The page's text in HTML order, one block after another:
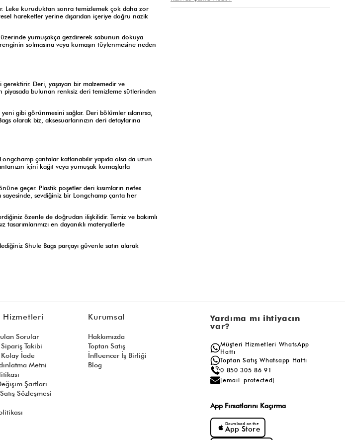
Leke kuruduktan sonra temizlemek çok daha zor
hareketler yerine dışarıdan içeriye doğru nazik
üzerinde yumuşakça gezdirerek sabunun dokuya
solmasına veya kumaşın tüylenmesine neden
gerektirir. Deri, yaşayan bir malzemedir ve
piyasada bulunan renksiz deri temizleme sütlerinden
gibi görünmesini sağlar. Deri bölümler ıslanırsa,
olarak biz, aksesuarlarınızın deri detaylarına
çantalar katlanabilir yapıda olsa da uzun
içini kağıt veya yumuşak kumaşlarla
geçer. Plastik poşetler deri kısımların nefes
sayesinde, sevdiğiniz bir Longchamp çanta her
özenle de doğrudan ilişkilidir. Temiz ve bakımlı
en dayanıklı materyallerle
Shule Bags parçayı güvenle satın alarak
Hizmetleri
Sorular
Takibi
İade
Metni
Şartları
Sözleşmesi
Kurumsal
Hakkımızda
Toptan Satış
İnfluencer İş Birliği
Blog
Yardıma mı ihtiyacın
var?
Müşteri Hizmetleri WhatsApp
Hattı
Toptan Satış Whatsapp Hattı
0 850 305 86 91
[email protected]
App Fırsatlarını Kaçırma
Download on the
App Store